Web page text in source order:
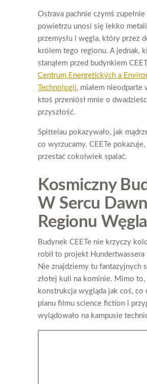
Ostrava pachnie czymś
powietrzu unosi się lekko
przemysłu i węgla, który przez
królem tego regionu. A jednak,
stanąłem przed budynkiem
Centrum Energetických a
Technologií, miałem nieodparte
ktoś przeniósł mnie o
przyszłość.
Spittelau pokazywało, jak
co wyrzucamy. CEETe
przestać cokolwiek spalać.
Kosmiczny
W Sercu
Regionu Węgla
Budynek CEETe nie krzyczy
robił to projekt
Nie znajdziemy tu fantazyjnych
złotej kuli na kominie. Mimo to,
konstrukcja wygląda jak coś, co
planu filmu science fiction i
wylądowało na kampusie